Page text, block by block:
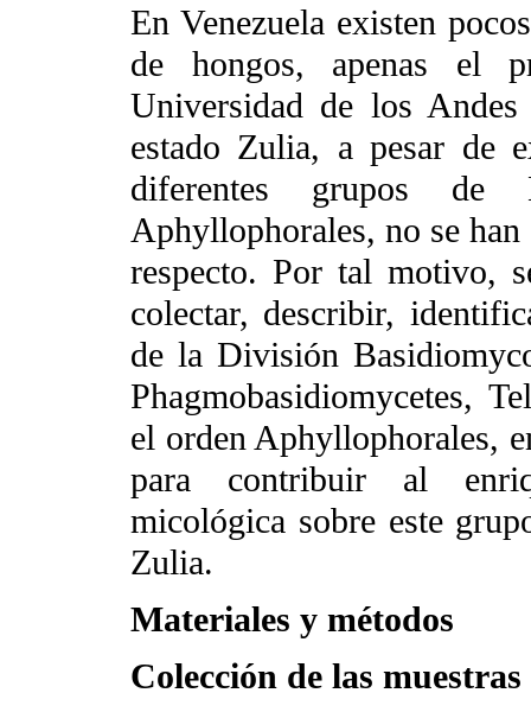
En Venezuela existen
de hongos, apenas el
Universidad de los
estado Zulia, a pesar de
diferentes grupos de
Aphyllophorales, no se
respecto. Por tal motivo,
colectar, describir,
de la División
Phagmobasidiomycetes,
el orden Aphyllophorales,
para contribuir al
micológica sobre este
Zulia.
Materiales y métodos
Colección de las muestras